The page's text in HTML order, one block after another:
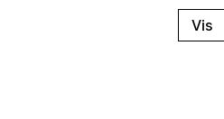
Vis